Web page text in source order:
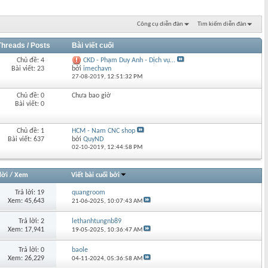
Công cụ diễn đàn Tìm kiếm diễn đàn
/ Posts Bài viết cuối
Chủ đề: 4
Bài viết: 23
CKD - Phạm Duy Anh - Dịch vụ...
bởiimechavn
27-08-2019, 12:51:32 PM
Chủ đề: 0
Bài viết: 0
Chưa bao giờ
Chủ đề: 1
Bài viết: 637
HCM - Nam CNC shop
bởiQuyND
02-10-2019, 12:44:58 PM
/ Xem Viết bài cuối bởi
Trả lời: 19
Xem: 45,643
quangroom
21-06-2025, 10:07:43 AM
Trả lời: 2
Xem: 17,941
lethanhtungnb89
19-05-2025, 10:36:47 AM
Trả lời: 0
Xem: 26,229
baole
04-11-2024,05:36:58 AM